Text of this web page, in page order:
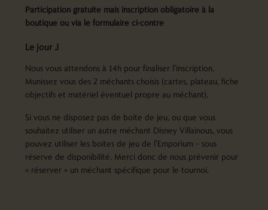
Participation gratuite mais inscription obligatoire à la
boutique ou via le formulaire ci-contre
Le jour J
Nous vous attendons à 14h pour finaliser l’inscription.
Munissez vous des 2 méchants choisis (cartes, plateau, fiche
objectifs et matériel éventuel propre au méchant).
Si vous ne disposez pas de boite de jeu, ou que vous
souhaitez utiliser un autre méchant Disney Villainous, vous
pouvez utiliser les boites de jeu de l’Emporium – sous
réserve de disponibilité. Merci donc de nous prévenir pour
« réserver » un méchant spécifique pour le tournoi.